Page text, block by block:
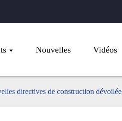
Nouvelles Vidéos
directives de construction